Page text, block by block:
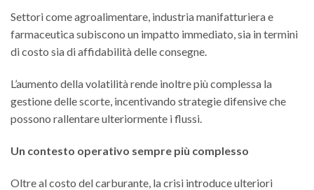
Settori come agroalimentare, industria manifatturiera e
farmaceutica subiscono un impatto immediato, sia in termini
di costo sia di affidabilità delle consegne.
L’aumento della volatilità rende inoltre più complessa la
gestione delle scorte, incentivando strategie difensive che
possono rallentare ulteriormente i flussi.
Un contesto operativo sempre più complesso
Oltre al costo del carburante, la crisi introduce ulteriori